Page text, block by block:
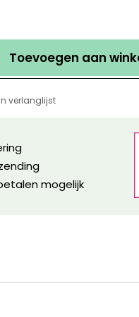
Toevoegen aan
verlanglijst
mogelijk